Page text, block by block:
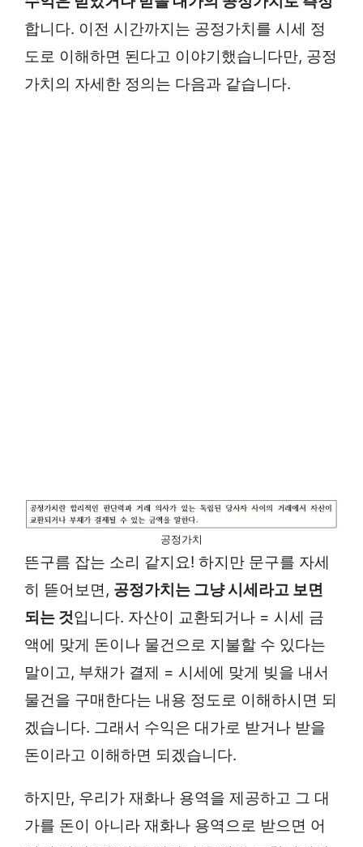
합니다. 이전 시간까지는 공정가치를 시세 정
도로 이해하면 된다고 이야기했습니다만, 공정
가치의 자세한 정의는 다음과 같습니다.
공정가치
뜬구름 잡는 소리 같지요! 하지만 문구를 자세
히 뜯어보면, 공정가치는 그냥 시세라고 보면
되는 것입니다. 자산이 교환되거나 = 시세 금
액에 맞게 돈이나 물건으로 지불할 수 있다는
말이고, 부채가 결제 = 시세에 맞게 빚을 내서
물건을 구매한다는 내용 정도로 이해하시면 되
겠습니다. 그래서 수익은 대가로 받거나 받을
돈이라고 이해하면 되겠습니다.
하지만, 우리가 재화나 용역을 제공하고 그 대
가를 돈이 아니라 재화나 용역으로 받으면 어